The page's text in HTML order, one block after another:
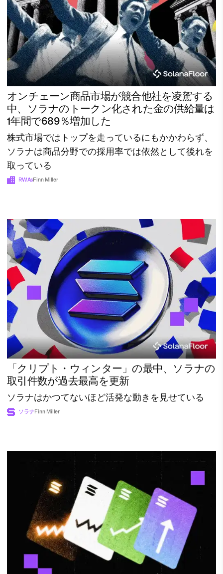
オンチェーン商品市場が競合他社を凌駕する
中、ソラナのトークン化された金の供給量は
1年間で689％増加した
株式市場ではトップを走っているにもかかわらず、
ソラナは商品分野での採用率では依然として後れを
取っている
RWAsFinn Miller
「クリプト・ウィンター」の最中、ソラナの
取引件数が過去最高を更新
ソラナはかつてないほど活発な動きを見せている
ソラナFinn Miller